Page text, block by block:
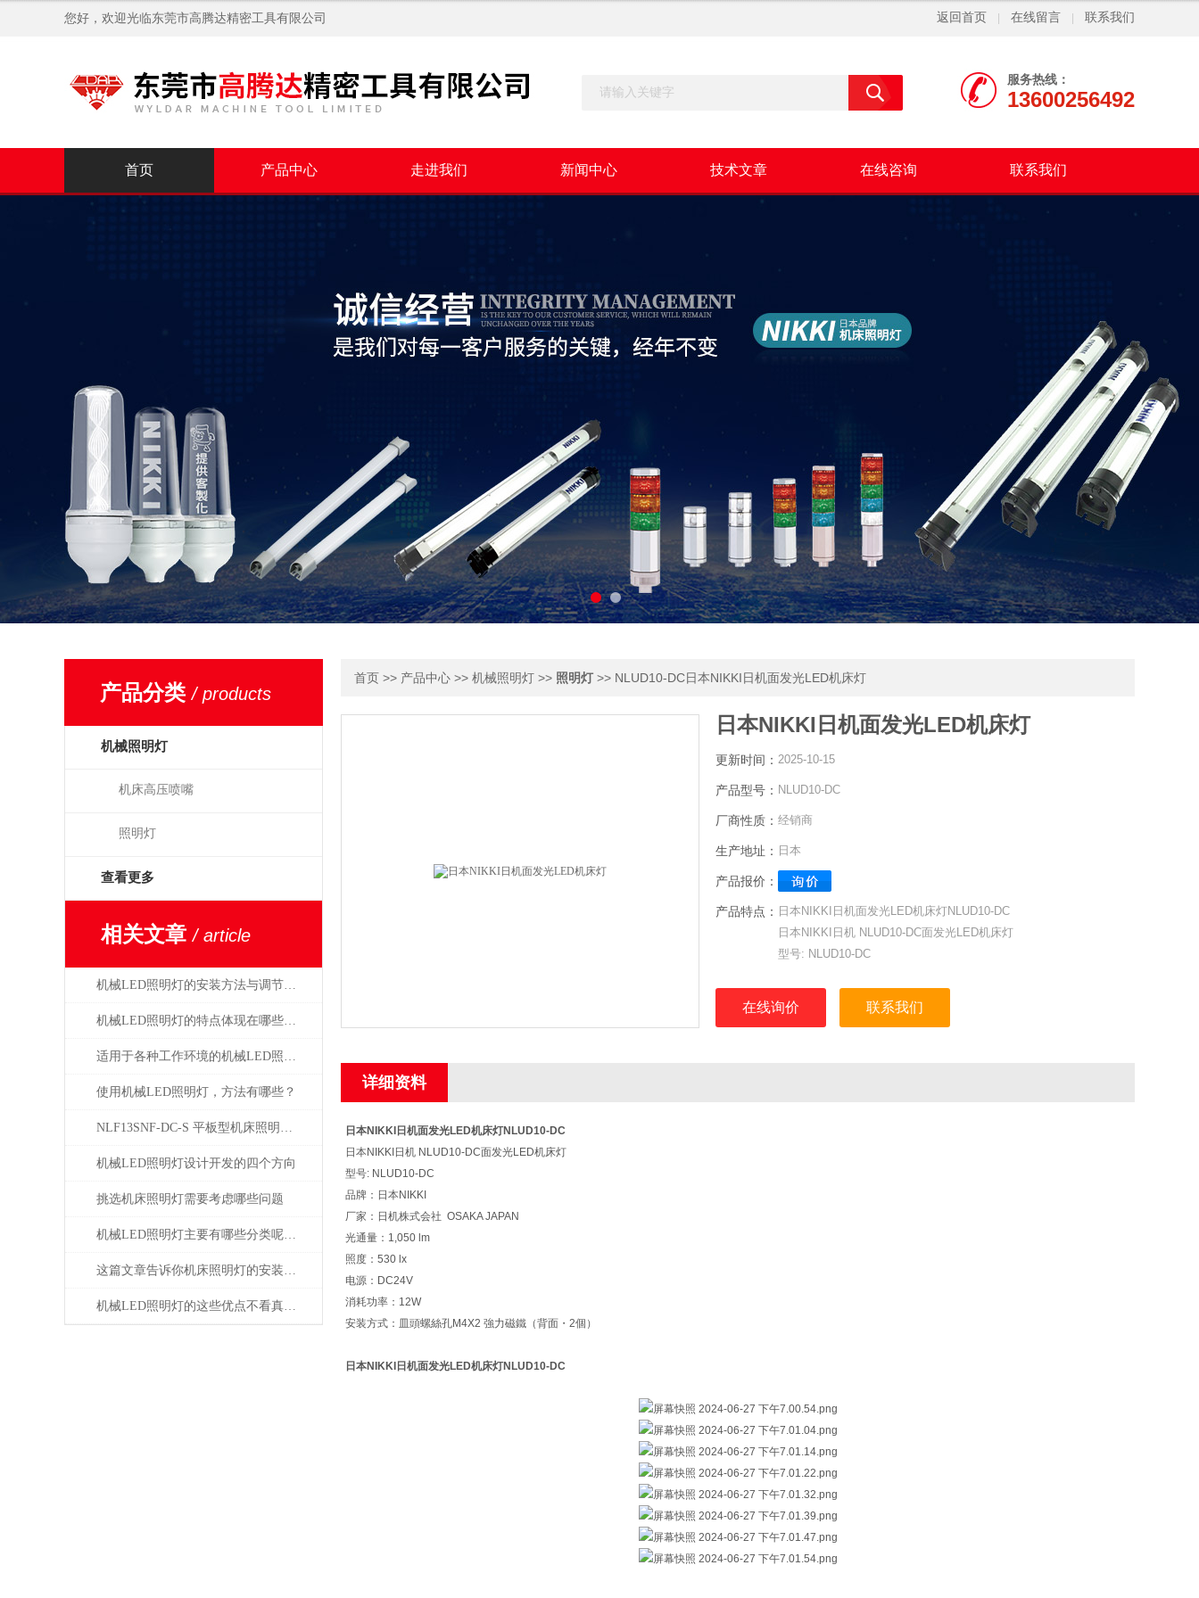
您好，欢迎光临东莞市高腾达精密工具有限公司 返回首页 在线留言 联系我们
服务热线：
13600256492
首页 产品中心 走进我们 新闻中心 技术文章 在线咨询 联系我们
产品分类/ products
机械照明灯
机床高压喷嘴
照明灯
查看更多
相关文章/ article
机械LED照明灯的安装方法与调节方式
机械LED照明灯的特点体现在哪些方面？
适用于各种工作环境的机械LED照明灯设计
使用机械LED照明灯，方法有哪些？
NLF13SNF-DC-S 平板型机床照明灯日本NIKKI总代理
机械LED照明灯设计开发的四个方向
挑选机床照明灯需要考虑哪些问题
机械LED照明灯主要有哪些分类呢？让我们一起来看看吧
这篇文章告诉你机床照明灯的安装以及应用
机械LED照明灯的这些优点不看真的不知道
首页 >> 产品中心 >> 机械照明灯 >> 照明灯 >> NLUD10-DC日本NIKKI日机面发光LED机床灯
日本NIKKI日机面发光LED机床灯
更新时间： 2025-10-15
产品型号： NLUD10-DC
厂商性质： 经销商
生产地址： 日本
产品报价：
产品特点： 日本NIKKI日机面发光LED机床灯NLUD10-DC
日本NIKKI日机 NLUD10-DC面发光LED机床灯
型号: NLUD10-DC
厂家：日机株式会社 OSAKA JAPAN
光通量：1,050 lm
在线询价 联系我们
详细资料
日本NIKKI日机面发光LED机床灯NLUD10-DC
日本NIKKI日机 NLUD10-DC面发光LED机床灯
型号: NLUD10-DC
品牌：日本NIKKI
厂家：日机株式会社 OSAKA JAPAN
光通量：1,050 lm
照度：530 lx
电源：DC24V
消耗功率：12W
安装方式：皿頭螺絲孔M4X2 強力磁鐵（背面・2個）
日本NIKKI日机面发光LED机床灯NLUD10-DC